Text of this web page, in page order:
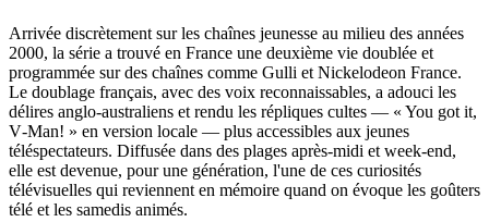
Arrivée discrètement sur les chaînes jeunesse au milieu des années
2000, la série a trouvé en France une deuxième vie doublée et
programmée sur des chaînes comme Gulli et Nickelodeon France.
Le doublage français, avec des voix reconnaissables, a adouci les
délires anglo-australiens et rendu les répliques cultes — « You got it,
V‑Man! » en version locale — plus accessibles aux jeunes
téléspectateurs. Diffusée dans des plages après‑midi et week‑end,
elle est devenue, pour une génération, l'une de ces curiosités
télévisuelles qui reviennent en mémoire quand on évoque les goûters
télé et les samedis animés.